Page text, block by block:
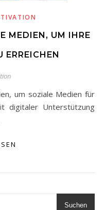
MEDIEN, UM IHRE
ERREICHEN
digitaler Unterstützung
Suchen